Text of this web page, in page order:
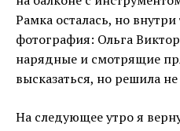
Рамка осталась, но
фотография: Ольга
нарядные и смотрящие
высказаться, но решила
На следующее утро я